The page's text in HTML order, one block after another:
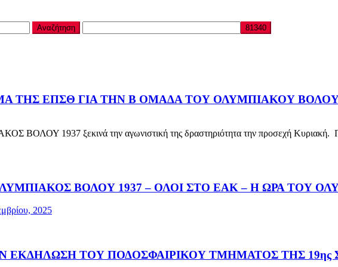
ΤΗΣ ΕΠΣΘ ΓΙΑ ΤΗΝ Β ΟΜΑΔΑ ΤΟΥ ΟΛΥΜΠΙΑΚΟΥ
ΒΟΛΟΥ 1937 ξεκινά την αγωνιστική της δραστηριότητα την προσεχή Κυριακή.
ΒΟΛΟΥ 1937 – ΟΛΟΙ ΣΤΟ ΕΑΚ – Η ΩΡΑ ΤΟΥ
2025
ΕΚΔΗΛΩΣΗ ΤΟΥ ΠΟΔΟΣΦΑΙΡΙΚΟΥ ΤΜΗΜΑΤΟΣ ΤΗΣ 19ης